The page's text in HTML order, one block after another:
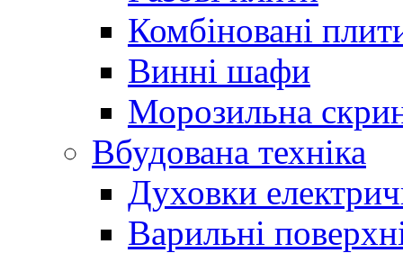
Комбіновані
Винні шафи
Морозильна
Вбудована техніка
Духовки
Варильні